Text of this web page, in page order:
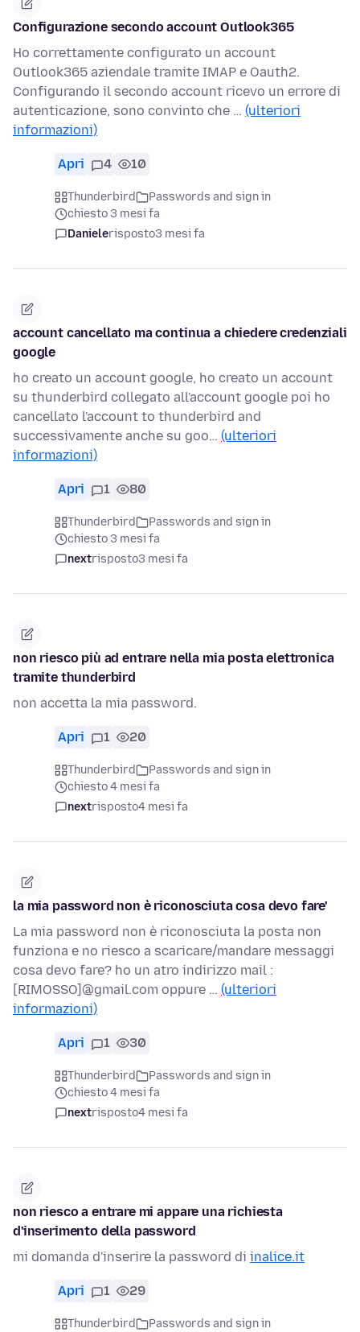
Configurazione secondo account Outlook365
Ho correttamente configurato un account
Outlook365 aziendale tramite IMAP e Oauth2.
Configurando il secondo account ricevo un errore di
autenticazione, sono convinto che … (ulteriori
informazioni)
Apri 4 10
Thunderbird
Passwords and sign in
chiesto 3 mesi fa
Danielerisposto3 mesi fa
account cancellato ma continua a chiedere credenziali
google
ho creato un account google, ho creato un account
su thunderbird collegato all'account google poi ho
cancellato l'account to thunderbird and
successivamente anche su goo… (ulteriori
informazioni)
Apri 1 80
Thunderbird
Passwords and sign in
chiesto 3 mesi fa
nextrisposto3 mesi fa
non riesco più ad entrare nella mia posta elettronica
tramite thunderbird
non accetta la mia password.
Apri 1 20
Thunderbird
Passwords and sign in
chiesto 4 mesi fa
nextrisposto4 mesi fa
la mia password non è riconosciuta cosa devo fare'
La mia password non è riconosciuta la posta non
funziona e no riesco a scaricare/mandare messaggi
cosa devo fare? ho un atro indirizzo mail :
[RIMOSSO]@gmail.com oppure … (ulteriori
informazioni)
Apri 1 30
Thunderbird
Passwords and sign in
chiesto 4 mesi fa
nextrisposto4 mesi fa
non riesco a entrare mi appare una richiesta
d'inserimento della password
mi domanda d'inserire la password di inalice.it
Apri 1 29
Thunderbird
Passwords and sign in